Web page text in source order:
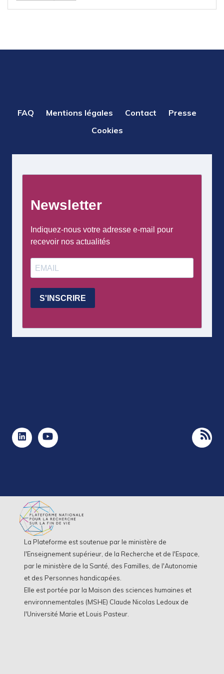
PIED
FAQ Mentions légales Contact
Presse
Cookies
La Plateforme est soutenue par le ministère de
l'Enseignement supérieur, de la Recherche et de l'Espace,
par le ministère de la Santé, des Familles, de l'Autonomie
et des Personnes handicapées.
Elle est portée par la Maison des sciences humaines et
environnementales (MSHE) Claude Nicolas Ledoux de
l'Université Marie et Louis Pasteur.